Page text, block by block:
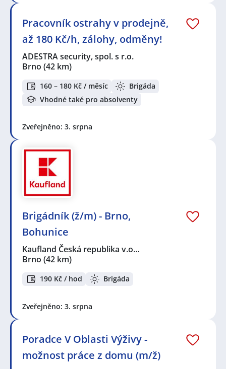
Pracovník ostrahy v prodejně,
až 180 Kč/h, zálohy, odměny!
ADESTRA security, spol. s r.o.
Brno (42 km)
160 – 180 Kč / měsíc
Brigáda
Vhodné také pro absolventy
Zveřejněno: 3. srpna
Brigádník (ž/m) - Brno,
Bohunice
Kaufland Česká republika v.o…
Brno (42 km)
190 Kč / hod Brigáda
Zveřejněno: 3. srpna
Poradce V Oblasti Výživy -
možnost práce z domu (m/ž)